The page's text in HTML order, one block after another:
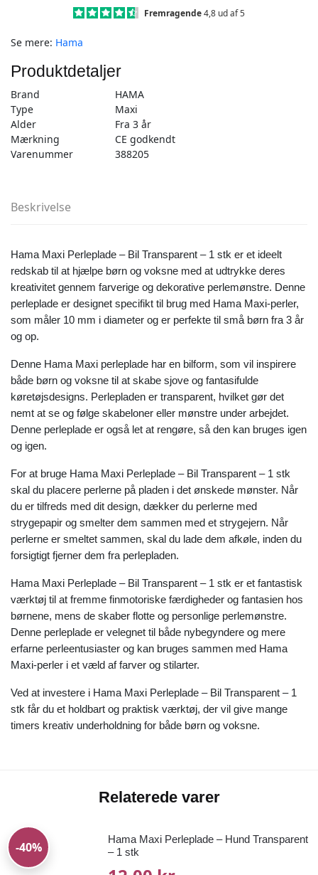
-
stk
antal
Fremragende4,8 ud af 5
Se mere: Hama
Produktdetaljer
Brand
HAMA
Type
Maxi
Alder
Fra 3 år
Mærkning
CE godkendt
Varenummer
388205
Beskrivelse
Hama Maxi Perleplade – Bil Transparent – 1 stk er et ideelt
redskab til at hjælpe børn og voksne med at udtrykke deres
kreativitet gennem farverige og dekorative perlemønstre. Denne
perleplade er designet specifikt til brug med Hama Maxi-perler,
som måler 10 mm i diameter og er perfekte til små børn fra 3 år
og op.
Denne Hama Maxi perleplade har en bilform, som vil inspirere
både børn og voksne til at skabe sjove og fantasifulde
køretøjsdesigns. Perlepladen er transparent, hvilket gør det
nemt at se og følge skabeloner eller mønstre under arbejdet.
Denne perleplade er også let at rengøre, så den kan bruges igen
og igen.
For at bruge Hama Maxi Perleplade – Bil Transparent – 1 stk
skal du placere perlerne på pladen i det ønskede mønster. Når
du er tilfreds med dit design, dækker du perlerne med
strygepapir og smelter dem sammen med et strygejern. Når
perlerne er smeltet sammen, skal du lade dem afkøle, inden du
forsigtigt fjerner dem fra perlepladen.
Hama Maxi Perleplade – Bil Transparent – 1 stk er et fantastisk
værktøj til at fremme finmotoriske færdigheder og fantasien hos
børnene, mens de skaber flotte og personlige perlemønstre.
Denne perleplade er velegnet til både nybegyndere og mere
erfarne perleentusiaster og kan bruges sammen med Hama
Maxi-perler i et væld af farver og stilarter.
Ved at investere i Hama Maxi Perleplade – Bil Transparent – 1
stk får du et holdbart og praktisk værktøj, der vil give mange
timers kreativ underholdning for både børn og voksne.
Relaterede varer
-40%
Hama Maxi Perleplade – Hund Transparent
– 1 stk